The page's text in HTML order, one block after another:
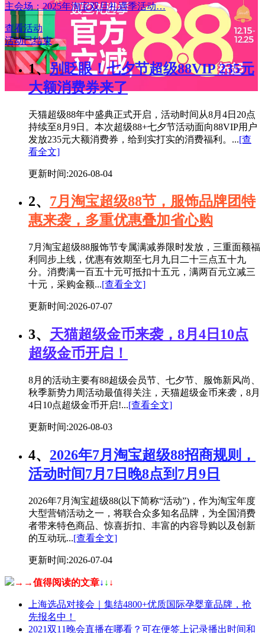
主会场：2025年淘宝双旦礼遇季活动…
查看活动
活动已结束
1、 别眨眼！七夕节超级88VIP 235元
大额消费券来了
天猫超级88年中盛典正式开启，活动时间从8月4日20点
持续至8月9日。本次超级88+七夕节活动面向88VIP用户
发放235元大额消费券，给到实打实的消费福利。...[查
看全文]
更新时间:2026-08-04
2、 7月淘宝超级88节，服饰品牌团特
惠来袭，多重优惠叠加省心购
7月淘宝超级88服饰节专属满减券限时发放，三重面额福
利同步上线，优惠有效期至七月九日二十三点五十九
分。消费满一百五十元可抵扣十五元，满两百元立减三
十元，采购金额...[查看全文]
更新时间:2026-07-07
3、 天猫超级金币来袭，8月4日10点
超级金币开启！
8月的活动主要有88超级会员节、七夕节、服饰新风尚、
秋季新势力周活动最值得关注，天猫超级金币来袭，8月
4日10点超级金币开启!...[查看全文]
更新时间:2026-08-03
4、 2026年7月淘宝超级88招商规则，
活动时间7月7日晚8点到7月9日
2026年7月淘宝超级88(以下简称“活动”)，作为淘宝年度
大型营销活动之一，将联合众多知名品牌，为全国消费
者带来特色商品、惊喜折扣、丰富的内容导购以及创新
的互动玩...[查看全文]
更新时间:2026-07-04
→→值得阅读的文章↓ ↓ ↓
上海选品对接会｜集结4800+优质国际孕婴童品牌，抢
先报名中！
2021双11晚会直播在哪看？可在便签上记录播出时间和